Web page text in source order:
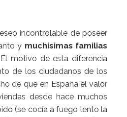
incontrolable de poseer
y muchísimas familias
motivo de esta diferencia
de los ciudadanos de los
de que en España el valor
desde hace muchos
(se cocía a fuego lento la